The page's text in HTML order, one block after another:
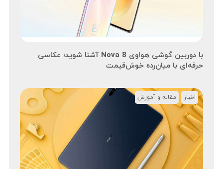
با دوربین گوشی هواوی Nova 8 آشنا شوید؛ عکاسی
حرفه‌ای با میان‌رده خوش‌قیمت
اخبار مقاله و آموزش